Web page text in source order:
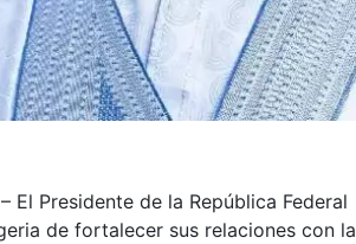
– El Presidente de la República Federal
de fortalecer sus relaciones con la